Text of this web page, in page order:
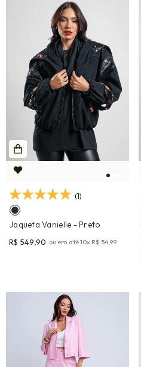
(1)
Jaqueta Vanielle - Preto
R$ 549,90 ou em até10x R$ 54,99